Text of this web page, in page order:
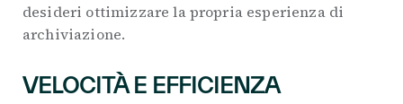
desideri ottimizzare la propria esperienza di
archiviazione.
VELOCITÀ E EFFICIENZA